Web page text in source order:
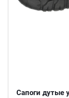
Сапоги дутые